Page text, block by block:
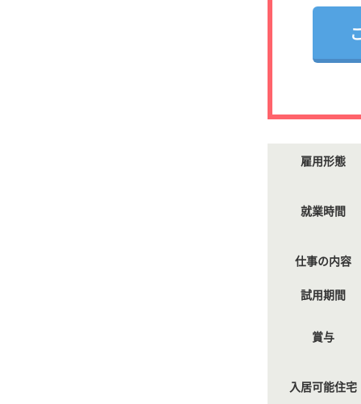
雇用形態
就業時間
仕事の内容
試用期間
賞与
入居可能住宅